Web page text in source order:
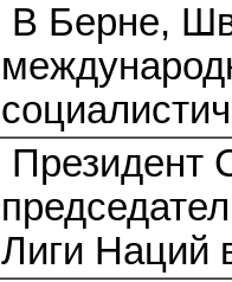
В Берне,
Президент
Лиги Наций